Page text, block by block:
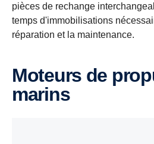
pièces de rechange
temps d'immobilisations
réparation et la maintenance.
Moteurs de propulsion
marins